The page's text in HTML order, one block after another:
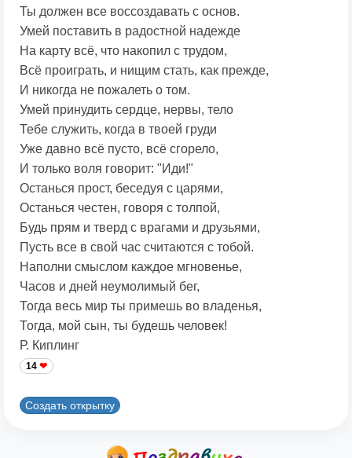
Ты должен все воссоздавать с основ.
Умей поставить в радостной надежде
На карту всё, что накопил с трудом,
Всё проиграть, и нищим стать, как прежде,
И никогда не пожалеть о том.
Умей принудить сердце, нервы, тело
Тебе служить, когда в твоей груди
Уже давно всё пусто, всё сгорело,
И только воля говорит: "Иди!"
Останься прост, беседуя с царями,
Останься честен, говоря с толпой,
Будь прям и тверд с врагами и друзьями,
Пусть все в свой час считаются с тобой.
Наполни смыслом каждое мгновенье,
Часов и дней неумолимый бег,
Тогда весь мир ты примешь во владенья,
Тогда, мой сын, ты будешь человек!
Р. Киплинг
14
Создать открытку